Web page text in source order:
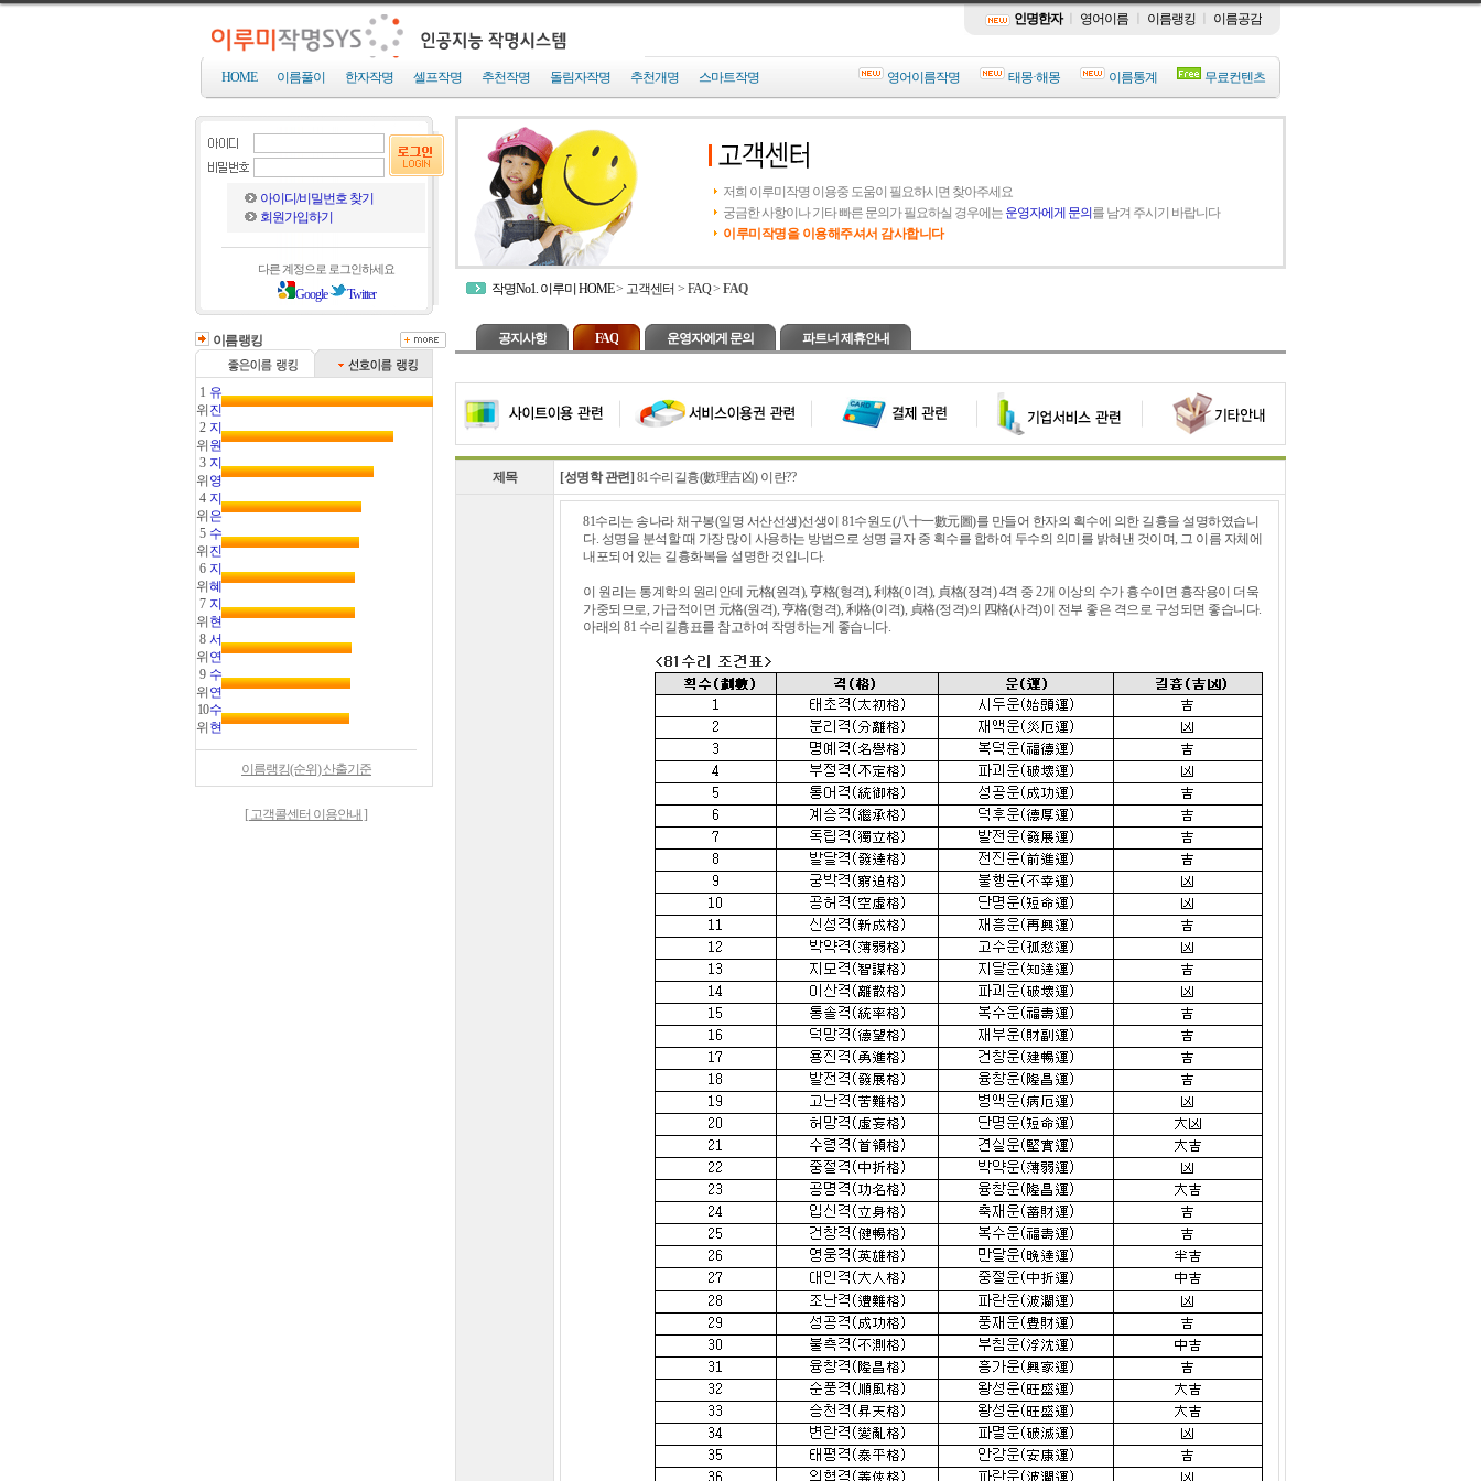
인명한자 영어이름 이름랭킹 이름공감
HOME 이름풀이 한자작명 셀프작명 추천작명 돌림자작명 추천개명 스마트작명 영어이름작명 태몽·해몽 이름통계 무료컨텐츠
아이디/비밀번호 찾기
회원가입하기
다른 계정으로 로그인하세요
Google Twitter
이름랭킹
1
위
유
진
2
위
지
원
3
위
지
영
4
위
지
은
5
위
수
진
6
위
지
혜
7
위
지
현
8
위
서
연
9
위
수
연
10
위
수
현
이름랭킹(순위) 산출기준
[ 고객콜센터 이용안내 ]
저희 이루미작명 이용중 도움이 필요하시면 찾아주세요
궁금한 사항이나 기타 빠른 문의가 필요하실 경우에는 운영자에게 문의 를 남겨 주시기 바랍니다
이루미작명을 이용해주셔서 감사합니다
작명No1. 이루미 HOME> 고객센터 > FAQ> FAQ
공지사항 FAQ 운영자에게 문의 파트너 제휴안내
제목 [성명학 관련] 81수리길흉(數理吉凶) 이란??
81수리는 송나라 채구봉(일명 서산선생)선생이 81수원도(八十一數元圖)를 만들어 한자의 획수에 의한 길흉을 설명하였습니
다. 성명을 분석할 때 가장 많이 사용하는 방법으로 성명 글자 중 획수를 합하여 두수의 의미를 밝혀낸 것이며, 그 이름 자체에
내포되어 있는 길흉화복을 설명한 것입니다.
이 원리는 통계학의 원리안데 元格(원격), 亨格(형격), 利格(이격), 貞格(정격) 4격 중 2개 이상의 수가 흉수이면 흉작용이 더욱
가중되므로, 가급적이면 元格(원격), 亨格(형격), 利格(이격), 貞格(정격)의 四格(사격)이 전부 좋은 격으로 구성되면 좋습니다.
아래의 81 수리길흉표를 참고하여 작명하는게 좋습니다.